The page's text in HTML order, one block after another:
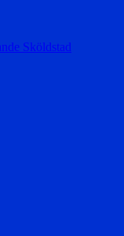
Sköldstad